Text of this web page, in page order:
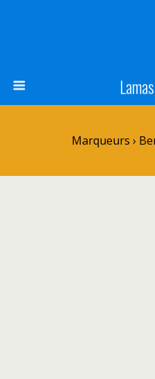
Marqueurs ›